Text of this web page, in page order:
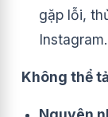
gặp lỗi,
Instagram.
Không thể